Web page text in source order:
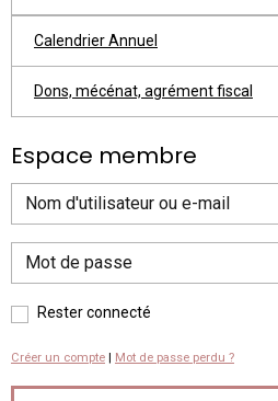
Calendrier Annuel
Dons, mécénat, agrément fiscal
Espace membre
Rester connecté
Créer un compte Mot de passe perdu ?